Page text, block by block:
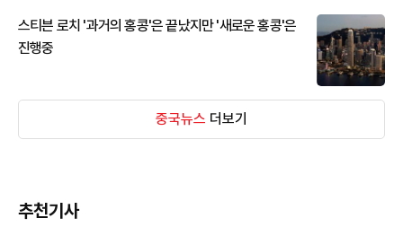
스티븐 로치 '과거의 홍콩'은 끝났지만 '새로운 홍콩'은
진행중
중국뉴스 더보기
추천기사